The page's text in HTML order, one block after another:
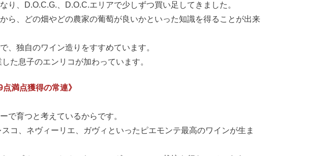
り、D.O.C.G.、D.O.C.エリアで少しずつ買い足してきました。
ら、どの畑やどの農家の葡萄が良いかといった知識を得ることが出来
、独自のワイン造りをすすめています。
た息子のエンリコが加わっています。
満点獲得の常連》
で育つと考えているからです。
コ、ネヴィーリエ、ガヴィといったピエモンテ最高のワインが生ま